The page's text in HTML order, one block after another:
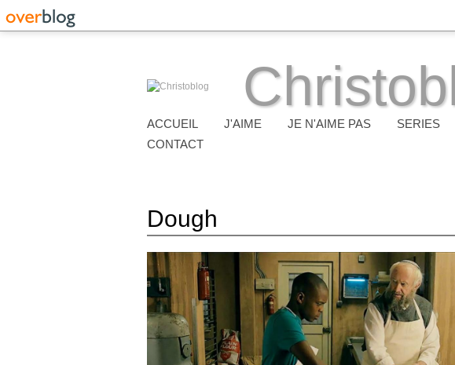
ACCUEIL J'AIME JE N'AIME PAS SERIES
CONTACT
Dough